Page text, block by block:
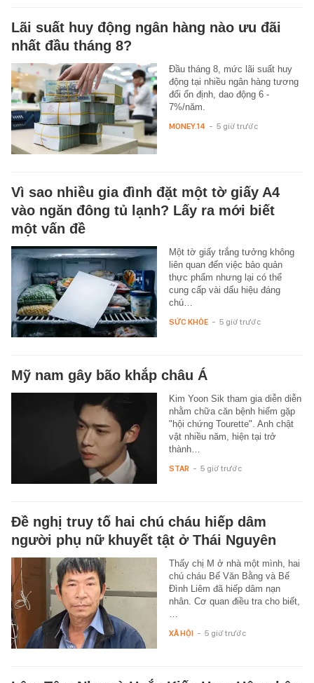
Lãi suất huy động ngân hàng nào ưu đãi
nhất đầu tháng 8?
Đầu tháng 8, mức lãi suất huy
động tại nhiều ngân hàng tương
đối ổn định, dao động 6 -
7%/năm.
MONEY.14 - 5 giờ trước
Vì sao nhiều gia đình đặt một tờ giấy A4
vào ngăn đông tủ lạnh? Lấy ra mới biết
một vấn đề
Một tờ giấy trắng tưởng không
liên quan đến việc bảo quản
thực phẩm nhưng lại có thể
cung cấp vài dấu hiệu đáng
chú…
SỨC KHỎE - 5 giờ trước
Mỹ nam gây bão khắp châu Á
Kim Yoon Sik tham gia diễn diễn
nhằm chữa căn bệnh hiếm gặp
"hội chứng Tourette". Anh chật
vật nhiều năm, hiện tại trở
thành…
STAR - 5 giờ trước
Đề nghị truy tố hai chú cháu hiếp dâm
người phụ nữ khuyết tật ở Thái Nguyên
Thấy chị M ở nhà một mình, hai
chú cháu Bế Văn Bằng và Bế
Đình Liêm đã hiếp dâm nạn
nhân. Cơ quan điều tra cho biết,
XÃ HỘI - 5 giờ trước